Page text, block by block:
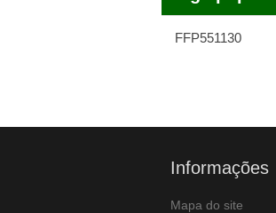
FFP551130
Informações
Mapa do site